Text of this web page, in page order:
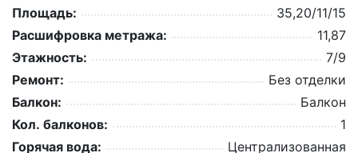
Площадь:
35,20/11/15
Расшифровка метража:
11,87
Этажность:
7/9
Ремонт:
Без отделки
Балкон:
Балкон
Кол. балконов:
1
Горячая вода:
Централизованная